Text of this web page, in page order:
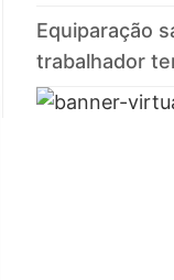
Equiparação
trabalhador